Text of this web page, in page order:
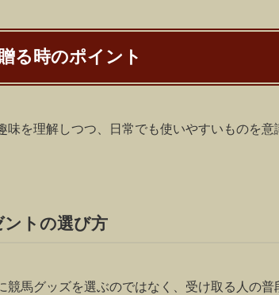
る時のポイント
を理解しつつ、日常でも使いやすいものを意
ントの選び方
馬グッズを選ぶのではなく、受け取る人の普